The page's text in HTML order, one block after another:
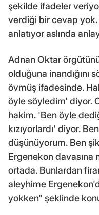
şekilde ifadeler
verdiği bir cevap yok.
anlatıyor aslında
Adnan Oktar
olduğuna inandığını
övmüş ifadesinde.
öyle söyledim' diyor.
hakim. 'Ben öyle
kızıyorlardı' diyor.
düşünüyorum. Ben
Ergenekon davasına
ortada. Bunlardan
aleyhime
yokken" şeklinde